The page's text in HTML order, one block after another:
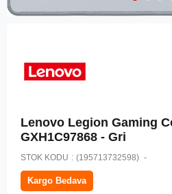
Lenovo Legion Gaming
GXH1C97868 - Gri
STOK KODU (195713732598)
Kargo Bedava